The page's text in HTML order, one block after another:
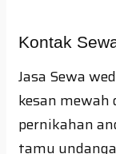
Kontak
Jasa Sewa
kesan mewah
pernikahan
tamu